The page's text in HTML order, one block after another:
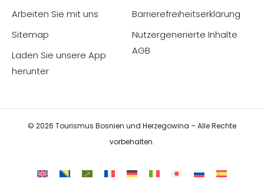
Arbeiten Sie mit uns
Sitemap
Laden Sie unsere App
herunter
Barrierefreiheitserklärung
Nutzergenerierte Inhalte
AGB
© 2026 Tourismus Bosnien und Herzegowina – Alle Rechte
vorbehalten.